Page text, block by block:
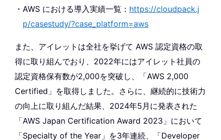
AWS における導入実績一覧： https://cloudpack.j
p/casestudy/?case_platform=aws
また、アイレットは全社を挙げて AWS 認定資格の取
得に取り組んでおり、2022年にはアイレット社員の
認定資格保有数が2,000を突破し、「AWS 2,000
Certified」を取得しました。さらに、継続的に技術力
の向上に取り組んだ結果、2024年5月に発表された
「AWS Japan Certification Award 2023」において
「Specialty of the Year」を3年連続、「Developer